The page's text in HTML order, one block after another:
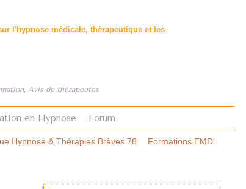
l'hypnose médicale, thérapeutique et les
Avis de thérapeutes
en Hypnose Forum
78. Formations EMDR: le premier comparatif structuré.